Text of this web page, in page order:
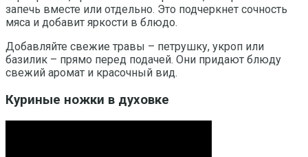
запечь вместе или отдельно. Это подчеркнет сочность
мяса и добавит яркости в блюдо.
Добавляйте свежие травы – петрушку, укроп или
базилик – прямо перед подачей. Они придают блюду
свежий аромат и красочный вид.
Куриные ножки в духовке